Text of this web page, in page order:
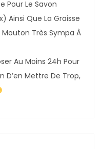
Pour Le Savon
Ainsi Que La Graisse
Très Sympa À
Au Moins 24h Pour
D’en Mettre De Trop,